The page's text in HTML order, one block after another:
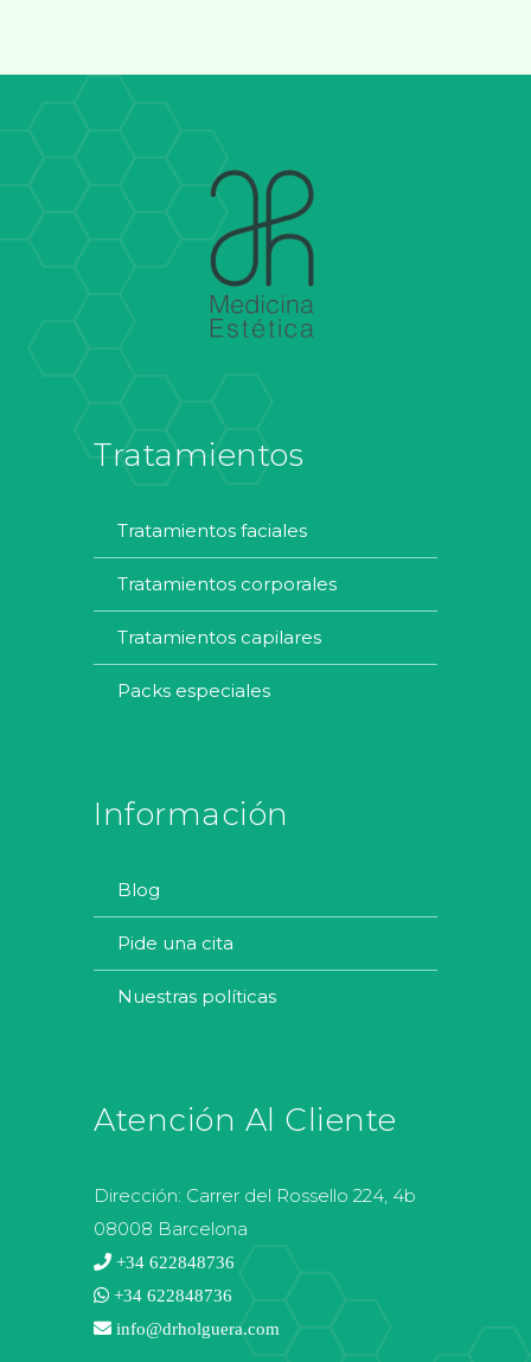
Tratamientos
tratamientos faciales
tratamientos corporales
tratamientos capilares
packs especiales
Información
blog
pide una cita
nuestras políticas
Atención Al Cliente
Dirección: Carrer del Rossello 224, 4b
08008 Barcelona
+34 622848736
+34 622848736
info@drholguera.com